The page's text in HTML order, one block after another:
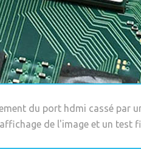
du port hdmi cassé par
de l'image et un test